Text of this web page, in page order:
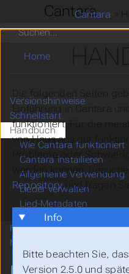
Cantara
Die folgenden Seiten
Einführung in Cantara
funktioniert. Für die
von Haus aus gut
Probleme oder
werden können,
Repositoryund fragen
Info
Bitte beachten Sie,
Version 2.5.0 und
Cantara
Suchen
Home
Versionshinweise
Schnellstart
Handbuch
Wie Cantara funktioniert
Cantara installieren
Allgemeine Verwendung
Lieder verwalten
Lied-Metadaten
Hilfe erhalten
Mitmachen